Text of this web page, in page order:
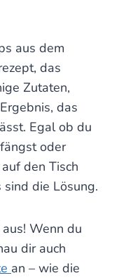
aus dem
das
Zutaten,
das
Egal ob du
oder
den Tisch
die Lösung.
Wenn du
dir auch
an – wie die